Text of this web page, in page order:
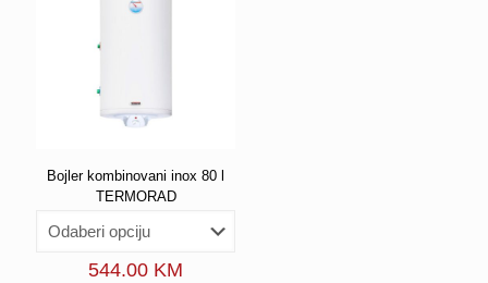
Bojler kombinovani inox 80 l
TERMORAD
544.00 KM